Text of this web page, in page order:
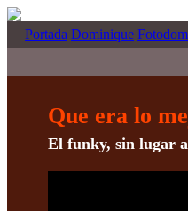
Portada Dominique Fotodom
Que era lo
El funky, sin lugar